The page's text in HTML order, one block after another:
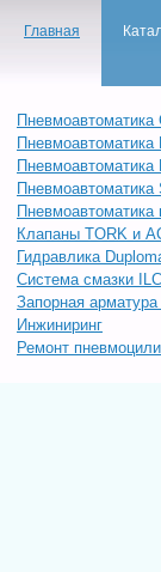
Главная
Пневмоавтоматика
Пневмоавтоматика
Пневмоавтоматика
Пневмоавтоматика
Клапаны TORK и
Гидравлика
Система смазки ILC
Запорная
Инжиниринг
Ремонт